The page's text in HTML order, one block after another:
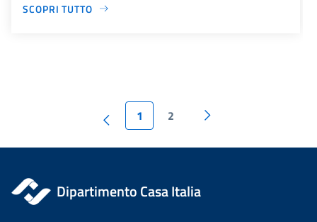
SCOPRI TUTTO
1 2
Dipartimento Casa Italia